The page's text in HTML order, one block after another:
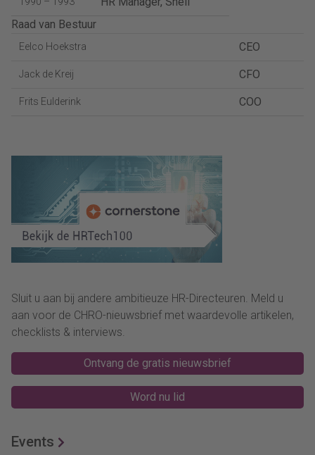
Raad van Bestuur
Eelco Hoekstra CEO
Jack de Kreij CFO
Frits Eulderink COO
Sluit u aan bij andere ambitieuze HR-Directeuren. Meld u
aan voor de CHRO-nieuwsbrief met waardevolle artikelen,
checklists & interviews.
Ontvang de gratis nieuwsbrief
Word nu lid
Events